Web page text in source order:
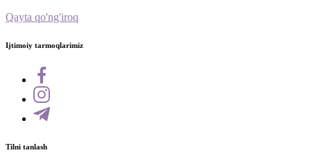
Qayta qo'ng'iroq
Ijtimoiy tarmoqlarimiz
Tilni tanlash